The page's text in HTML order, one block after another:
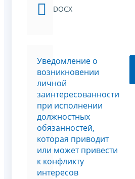
DOCX
Уведомление о
возникновении
личной
заинтересованности
при исполнении
должностных
обязанностей,
которая приводит
или может привести
к конфликту
интересов